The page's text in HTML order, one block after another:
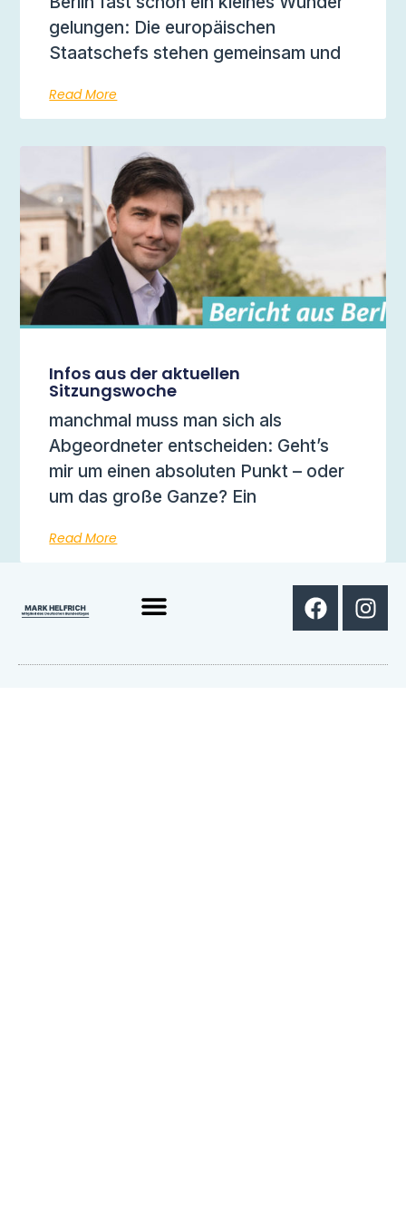
gelungen: Die europäischen
Staatschefs stehen gemeinsam und
Read More
Infos aus der aktuellen
Sitzungswoche
manchmal muss man sich als
Abgeordneter entscheiden: Geht’s
mir um einen absoluten Punkt – oder
um das große Ganze? Ein
Read More